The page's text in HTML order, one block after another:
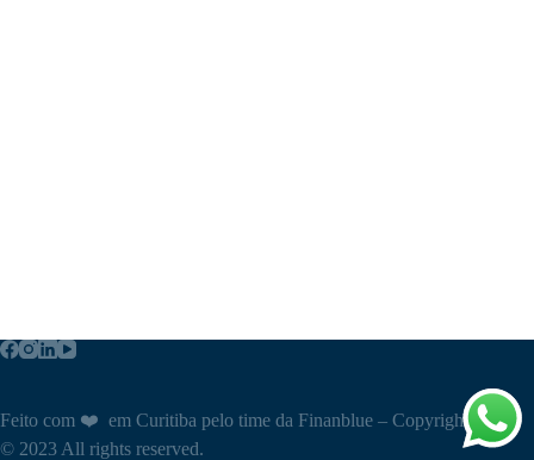
Feito com ❤️ em Curitiba pelo time da Finanblue – Copyright
© 2023 All rights reserved.